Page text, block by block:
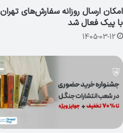
امکان ارسال روزانه سفارش‌های تهران
با پیک فعال شد
1405-03-12